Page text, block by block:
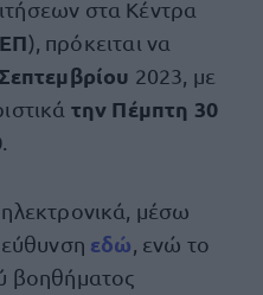
στα Κέντρα
), πρόκειται να
2023, με
την Πέμπτη 30
ηλεκτρονικά, μέσω
εδώ , ενώ το
βοηθήματος